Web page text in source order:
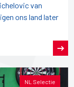
van
ons land later
NL Selectie